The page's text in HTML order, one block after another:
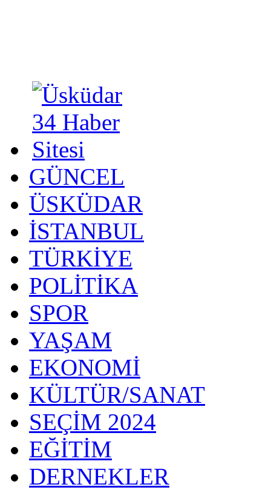
GÜNCEL
ÜSKÜDAR
İSTANBUL
TÜRKİYE
POLİTİKA
SPOR
YAŞAM
EKONOMİ
KÜLTÜR/SANAT
SEÇİM 2024
EĞİTİM
DERNEKLER